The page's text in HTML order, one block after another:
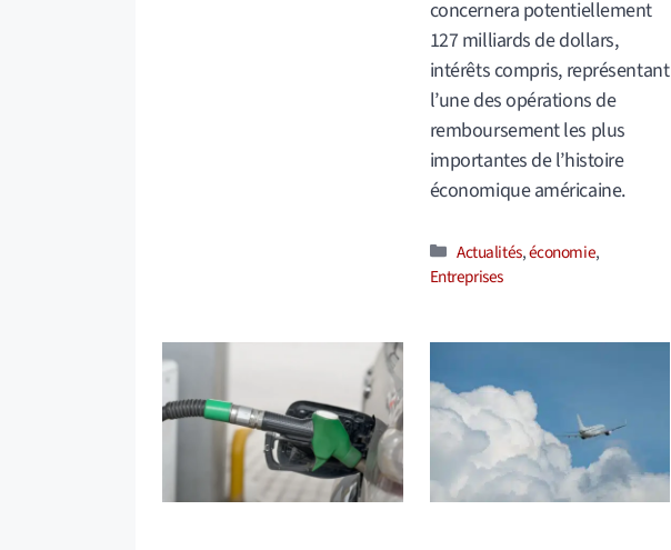
concernera potentiellement
127 milliards de dollars,
intérêts compris, représentant
l’une des opérations de
remboursement les plus
importantes de l’histoire
économique américaine.
Catégories
Actualités,économie,
Entreprises